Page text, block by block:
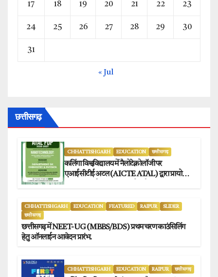
17 18 19 20 21 22 23
24 25 26 27 28 29 30
31
« Jul
छत्तीसगढ़
CHHATTISHGARH EDUCATION छत्तीसगढ़
कलिंगा विश्वविद्यालय में नैलोटेक्नोलॉजी पर
एआईसीटीई अटल (AICTE ATAL) द्वारा प्रायोजित
CHHATTISHGARH EDUCATION FEATURED RAIPUR
SLIDER
छत्तीसगढ़
छत्तीसगढ़ में NEET-UG (MBBS/BDS) प्रथम चरण काउंसिलिंग
हेतु ऑनलाईन आवेदन प्रारंभ.
CHHATTISHGARH EDUCATION RAIPUR छत्तीसगढ़